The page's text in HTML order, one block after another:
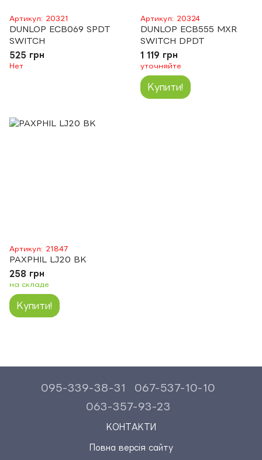
Артикул: 20321
DUNLOP ECB069 SPDT
SWITCH
525 грн
Нет
Артикул: 20324
DUNLOP ECB555 MXR
SWITCH DPDT
1 119 грн
уточняйте
Купити!
Артикул: 21847
PAXPHIL LJ20 BK
258 грн
на складе
Купити!
095-339-38-31
067-537-10-10
063-357-93-23
КОНТАКТИ
Повна версія сайту